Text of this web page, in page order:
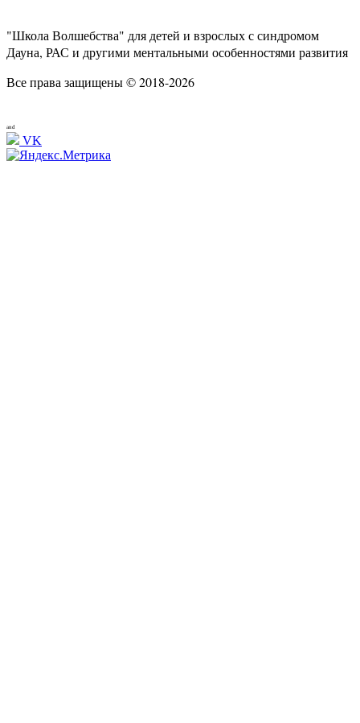
"Школа Волшебства" для детей и взрослых с синдромом
Дауна, РАС и другими ментальными особенностями развития
Все права защищены © 2018-2026
and
VK